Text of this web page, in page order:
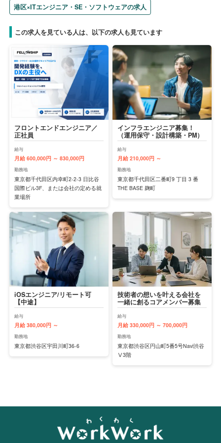
港区×ITエンジニア・SE・ソフトウェアの求人
この求人を見ている人は、以下の求人も見ています
フロントエンドエンジニア／
正社員
給与
月給 600,000円 ～ 830,000円
勤務地
東京都千代田区内幸町2-2-3 日比谷
国際ビル3F、または会社の定める就
業場所
インフラエンジニア募集！
（運用保守・設計構築・PM）
給与
月給 210,000円 ～
勤務地
東京都千代田区二番町9 丁目 3 番
THE BASE 麹町
iOSエンジニア/リモート可
【中途】
給与
月給 380,000円 ～
勤務地
東京都渋谷区宇田川町36-6
技術者の想いを叶える会社を
一緒に創るコアメンバー募集
給与
月給 330,000円 ～ 700,000円
勤務地
東京都渋谷区円山町5番5号Navi渋谷
Ⅴ3階